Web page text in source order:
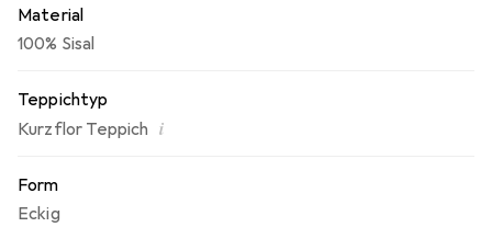
Material
100% Sisal
Teppichtyp
Kurzflor Teppich i
Form
Eckig